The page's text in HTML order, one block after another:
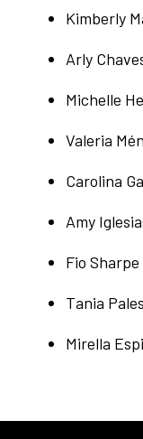
Kimberly
Arly
Michelle
Valeria
Carolina
Amy
Fio
Tania
Mirella